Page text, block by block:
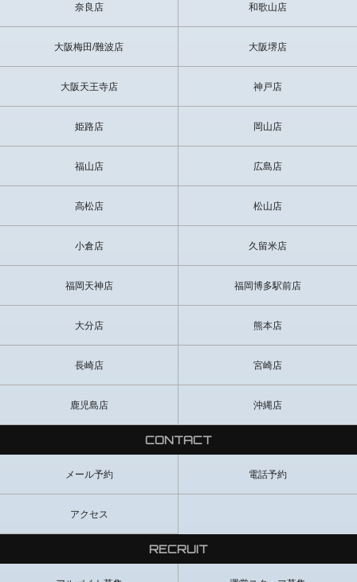
奈良店 和歌山店
大阪梅田/難波店 大阪堺店
大阪天王寺店 神戸店
姫路店 岡山店
福山店 広島店
高松店 松山店
小倉店 久留米店
福岡天神店 福岡博多駅前店
大分店 熊本店
長崎店 宮崎店
鹿児島店 沖縄店
CONTACT
メール予約 電話予約
アクセス
RECRUIT